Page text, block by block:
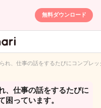
無料ダウンロード
QA
れ、仕事の話をするたびにコンプレ
、仕事の話をするたびに
困っています。